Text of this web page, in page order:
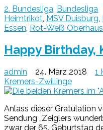
2. Bundesliga Bundesliga
Heimtrikot MSV Duisburg
Essen Rot-Weiß
Happy Birthday,
admin 24. März 2018 1
Kremers-Zwillinge
Anlass dieser Gratulation
Sendung „Zeiglers
zwar der 65. Geburtstag